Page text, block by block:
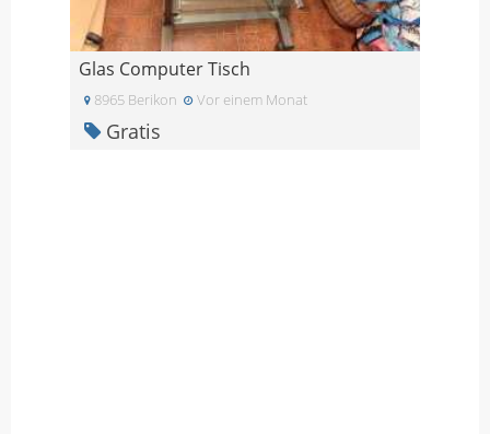
Glas Computer Tisch
8965 Berikon Vor einem Monat
Gratis